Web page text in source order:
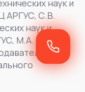
наук и
АРГУС, С.В.
наук и
М.А.